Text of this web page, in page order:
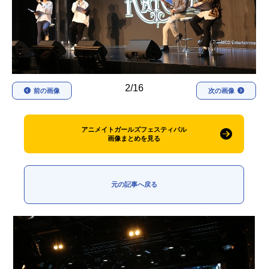
今期アニメ曜日別一覧
春アニメ 夏アニメ
冬アニメ
男性声優/女性声優一覧
FOLLOW US
2/16
前の画像 次の画像
アニメイトガールズフェスティバル
画像まとめを見る
元の記事へ戻る